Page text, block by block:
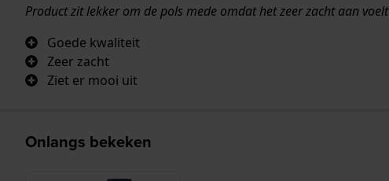
Product zit lekker om de pols mede omdat het zeer zacht aan voelt
Goede kwaliteit
Zeer zacht
Ziet er mooi uit
Onlangs bekeken